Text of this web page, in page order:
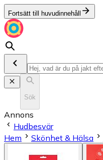
Fortsätt till huvudinnehåll
Sök
Annons
Hudbesvär
Hem
Skönhet & Hälsa